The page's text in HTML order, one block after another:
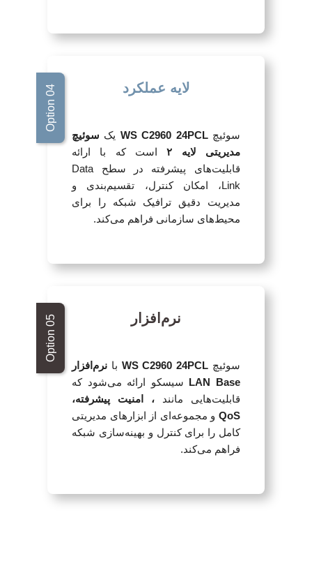
لایه عملکرد
سوئیچWS C2960 24PCL یک سوئیچ
مدیریتی لایه ۲
است که با ارائه
قابلیت‌های پیشرفته در سطح Data
Link، امکان کنترل، تقسیم‌بندی و
مدیریت دقیق ترافیک شبکه را برای
محیط‌های سازمانی فراهم می‌کند.
نرم‌افزار
سوئیچ WS C2960 24PCL با نرم‌افزار
LAN Base سیسکو ارائه می‌شود که
قابلیت‌هایی مانند ، امنیت پیشرفته،
QoS و مجموعه‌ای از ابزارهای مدیریتی
کامل را برای کنترل و بهینه‌سازی شبکه
فراهم می‌کند.